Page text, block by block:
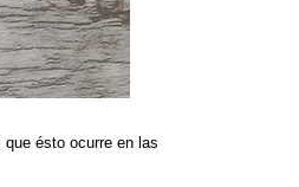
ésto ocurre en las